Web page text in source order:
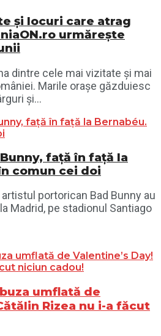
și locuri care atrag
urmărește
dintre cele mai vizitate și mai
Marile orașe găzduiesc
și...
față în față la
comun cei doi
artistul portorican Bad Bunny au
Madrid, pe stadionul Santiago
umflată de
Rizea nu i-a făcut